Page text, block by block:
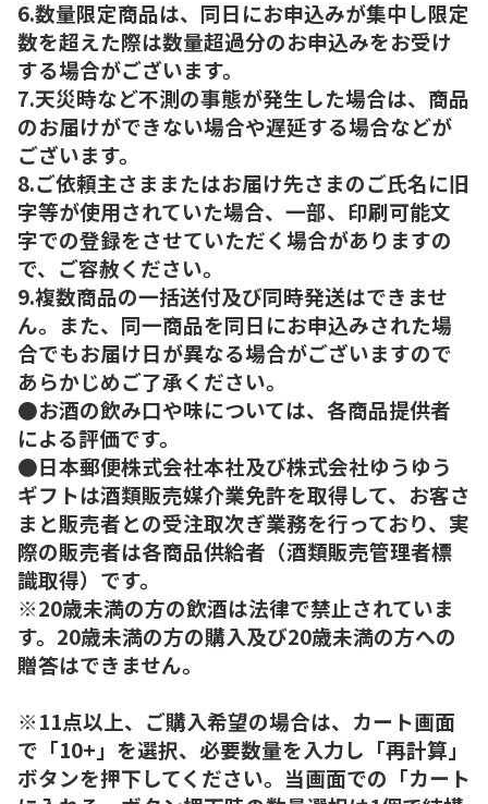
6.数量限定商品は、同日にお申込みが集中し限定
数を超えた際は数量超過分のお申込みをお受け
する場合がございます。
7.天災時など不測の事態が発生した場合は、商品
のお届けができない場合や遅延する場合などが
ございます。
8.ご依頼主さままたはお届け先さまのご氏名に旧
字等が使用されていた場合、一部、印刷可能文
字での登録をさせていただく場合がありますの
で、ご容赦ください。
9.複数商品の一括送付及び同時発送はできませ
ん。また、同一商品を同日にお申込みされた場
合でもお届け日が異なる場合がございますので
あらかじめご了承ください。
●お酒の飲み口や味については、各商品提供者
による評価です。
●日本郵便株式会社本社及び株式会社ゆうゆう
ギフトは酒類販売媒介業免許を取得して、お客さ
まと販売者との受注取次ぎ業務を行っており、実
際の販売者は各商品供給者（酒類販売管理者標
識取得）です。
※20歳未満の方の飲酒は法律で禁止されていま
す。20歳未満の方の購入及び20歳未満の方への
贈答はできません。
※11点以上、ご購入希望の場合は、カート画面
で「10+」を選択、必要数量を入力し「再計算」
ボタンを押下してください。当画面での「カート